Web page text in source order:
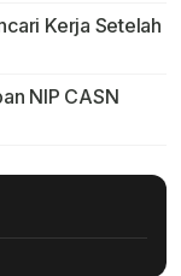
Kerja Setelah
NIP CASN